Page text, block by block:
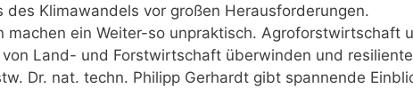
Klimawandels vor großen Herausforderungen.
ein Weiter-so unpraktisch. Agroforstwirtschaft
Land- und Forstwirtschaft überwinden und
Dr. nat. techn. Philipp Gerhardt gibt spannende